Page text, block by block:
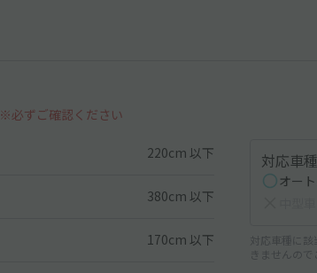
※必ずご確認ください
220cm 以下
380cm 以下
170cm 以下
対応車種
オー
対応車種に
きませんので